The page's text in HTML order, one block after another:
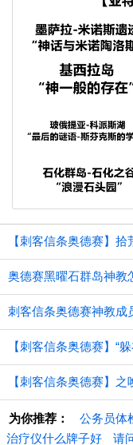
【刺客信条奥德赛】
奥德赛黑曜石群岛神教
刺客信条奥德赛神教成
【刺客信条奥德赛】“
【刺客信条奥德赛】
为你推荐： 公务员体
治疗仪什么牌子好
请